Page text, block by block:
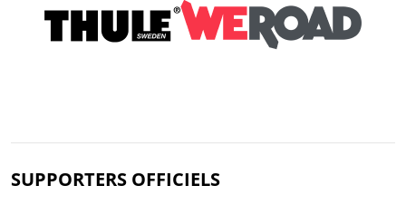
SUPPORTERS OFFICIELS